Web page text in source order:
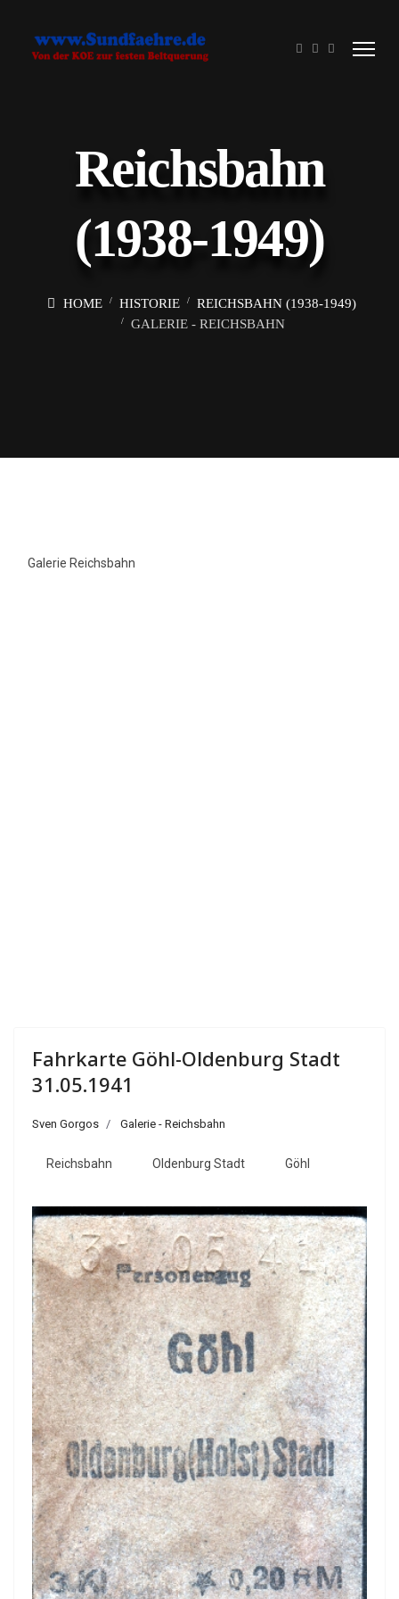
Reichsbahn
(1938-1949)
HOME HISTORIE
REICHSBAHN (1938-1949)
GALERIE - REICHSBAHN
Galerie Reichsbahn
Fahrkarte Göhl-Oldenburg Stadt
31.05.1941
Sven Gorgos Galerie - Reichsbahn
Reichsbahn Oldenburg Stadt Göhl